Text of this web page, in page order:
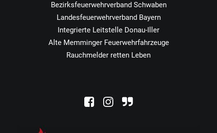
Bezirksfeuerwehrverband Schwaben
Landesfeuerwehrverband Bayern
Integrierte Leitstelle Donau-Iller
Alte Memminger Feuerwehrfahrzeuge
Rauchmelder retten Leben